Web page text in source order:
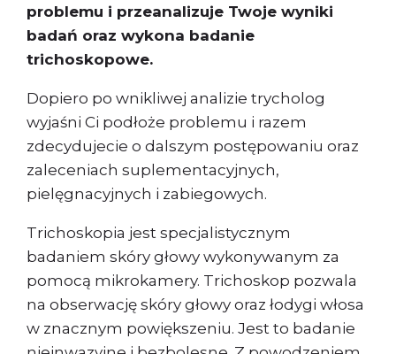
problemu i przeanalizuje Twoje wyniki
badań oraz wykona badanie
trichoskopowe.
Dopiero po wnikliwej analizie trycholog
wyjaśni Ci podłoże problemu i razem
zdecydujecie o dalszym postępowaniu oraz
zaleceniach suplementacyjnych,
pielęgnacyjnych i zabiegowych.
Trichoskopia jest specjalistycznym
badaniem skóry głowy wykonywanym za
pomocą mikrokamery. Trichoskop pozwala
na obserwację skóry głowy oraz łodygi włosa
w znacznym powiększeniu. Jest to badanie